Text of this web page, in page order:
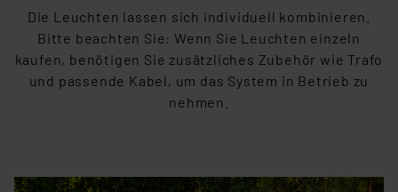
Europäischen Kommission sowie einer eigenen
Beurteilung der mit der Datenübermittlung,
insbesondere der Art der übermittelten Daten,
verbundenen Risiken.“
Die Leuchten lassen sich individuell kombinieren.
Bitte beachten Sie: Wenn Sie Leuchten einzeln
kaufen, benötigen Sie zusätzliches Zubehör wie Trafo
und passende Kabel, um das System in Betrieb zu
nehmen.